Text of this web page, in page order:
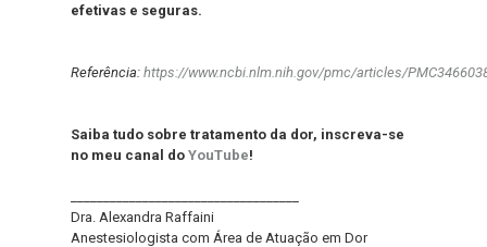
efetivas e seguras.
Referência: https://www.ncbi.nlm.nih.gov/pmc/articles/
Saiba tudo sobre tratamento da dor, inscreva-se
no meu canal do YouTube!
Dra. Alexandra Raffaini
Anestesiologista com Área de Atuação em Dor